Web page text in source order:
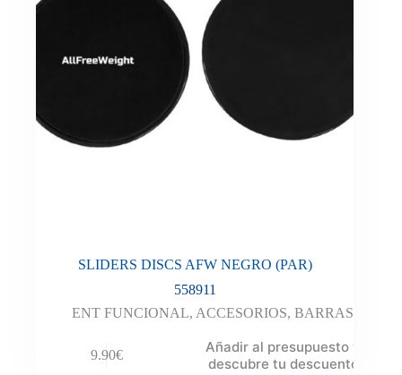
SLIDERS DISCS AFW NEGRO (PAR)
558911
ENT FUNCIONAL, ACCESORIOS,BARRAS
9.90€
Añadir al presupuesto y
descubre tu descuento